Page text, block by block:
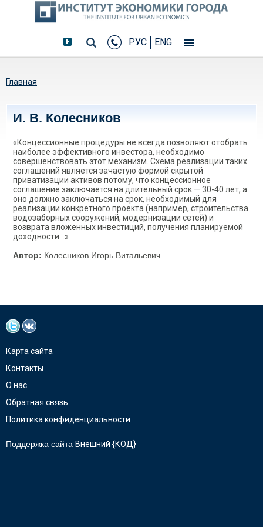
РУС ENG
Вы здесь
Главная
И. В. Колесников
«Концессионные процедуры не всегда позволяют отобрать
наиболее эффективного инвестора, необходимо
совершенствовать этот механизм. Схема реализации таких
соглашений является зачастую формой скрытой
приватизации активов потому, что концессионное
соглашение заключается на длительный срок — 30-40 лет, а
оно должно заключаться на срок, необходимый для
реализации конкретного проекта (например, строительства
водозаборных сооружений, модернизации сетей) и
возврата вложенных инвестиций, получения планируемой
доходности…»
Автор: Колесников Игорь Витальевич
Карта сайта
Контакты
О нас
Обратная связь
Политика конфиденциальности
Поддержка сайта Внешний {КОД}